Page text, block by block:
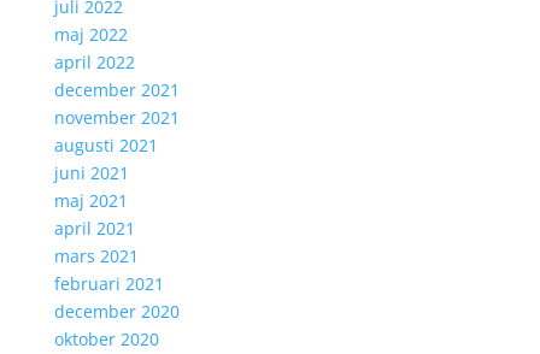
juli 2022
maj 2022
april 2022
december 2021
november 2021
augusti 2021
juni 2021
maj 2021
april 2021
mars 2021
februari 2021
december 2020
oktober 2020